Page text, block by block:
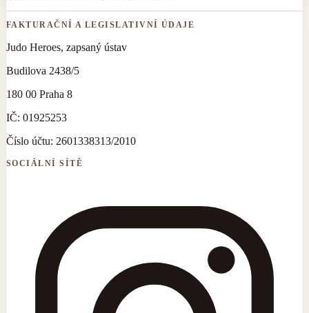
FAKTURAČNÍ A LEGISLATIVNÍ ÚDAJE
Judo Heroes, zapsaný ústav
Budilova 2438/5
180 00 Praha 8
IČ: 01925253
Číslo účtu: 2601338313/2010
SOCIÁLNÍ SÍTĚ